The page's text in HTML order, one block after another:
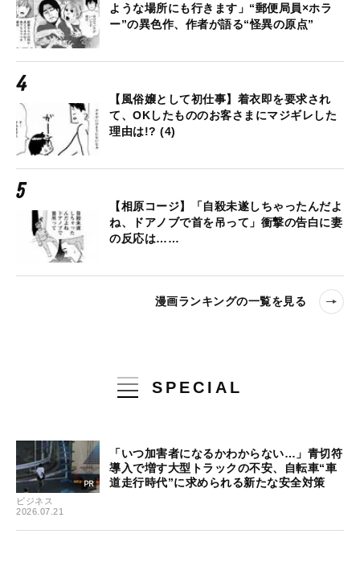
ような場所にも行きます」“郵便局員×ホラ
ー”の異色作、作者が語る“怪異の原点”
【風俗嬢として初仕事】着衣即を要求され
て、OKしたもののお客さまにマジギレした
理由は!? (4)
【相原コージ】「自殺未遂しちゃったんだよ
ね、ドアノブで首を吊って」衝撃の告白に妻
の反応は……
漫画ランキングの一覧を見る
SPECIAL
ビジネス
2026.07.21
「いつ加害者になるかわからない…」青切符
導入で増す大型トラックの不安、自転車“車
道走行時代”に求められる新たな安全対策